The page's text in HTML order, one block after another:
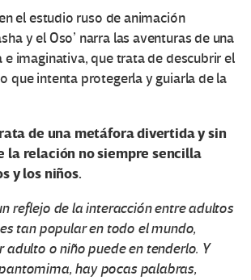
el estudio ruso de animación
y el Oso’ narra las aventuras de una
e imaginativa, que trata de descubrir el
que intenta protegerla y guiarla de la
de una metáfora divertida y sin
la relación no siempre sencilla
y los niños.
reflejo de la interacción entre adultos
tan popular en todo el mundo,
adulto o niño puede en tenderlo. Y
hay pocas palabras,